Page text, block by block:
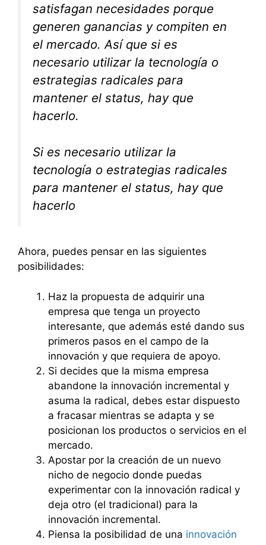
satisfagan necesidades porque
generen ganancias y compiten en
el mercado. Así que si es
necesario utilizar la tecnología o
estrategias radicales para
mantener el status, hay que
hacerlo.
Si es necesario utilizar la
tecnología o estrategias radicales
para mantener el status, hay que
hacerlo
Ahora, puedes pensar en las siguientes
posibilidades:
Haz la propuesta de adquirir una
empresa que tenga un proyecto
interesante, que además esté dando sus
primeros pasos en el campo de la
innovación y que requiera de apoyo.
Si decides que la misma empresa
abandone la innovación incremental y
asuma la radical, debes estar dispuesto
a fracasar mientras se adapta y se
posicionan los productos o servicios en el
mercado.
Apostar por la creación de un nuevo
nicho de negocio donde puedas
experimentar con la innovación radical y
deja otro (el tradicional) para la
innovación incremental.
Piensa la posibilidad de una innovación